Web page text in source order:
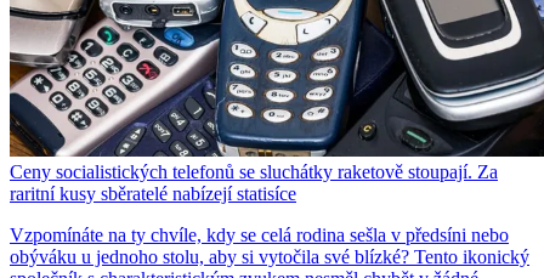
Ceny socialistických telefonů se sluchátky raketově stoupají. Za
raritní kusy sběratelé nabízejí statisíce
Vzpomínáte na ty chvíle, kdy se celá rodina sešla v předsíni nebo
obýváku u jednoho stolu, aby si vytočila své blízké? Tento ikonický